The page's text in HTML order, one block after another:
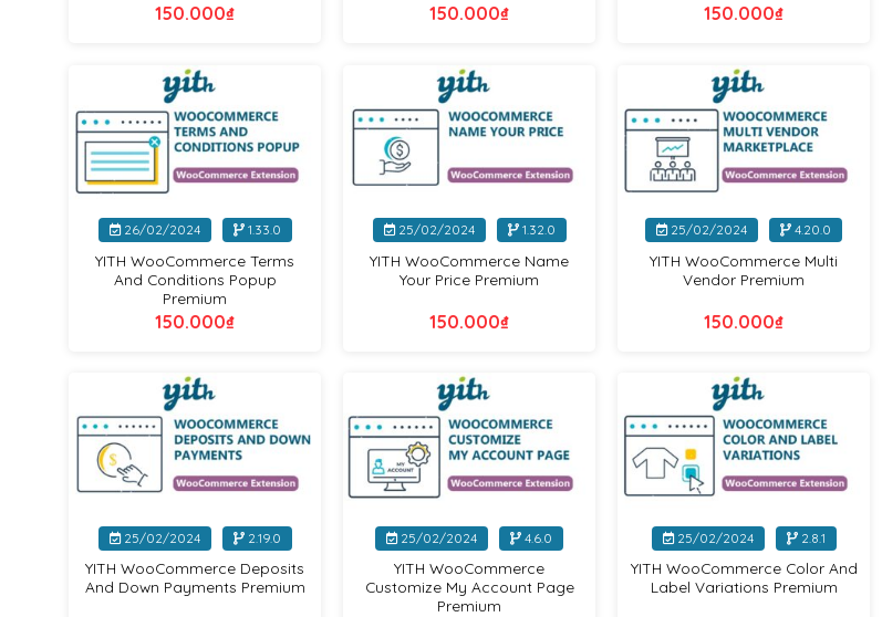
150.000₫ 150.000₫ 150.000₫
+
26/02/2024 1.33.0
YITH WooCommerce Terms
And Conditions Popup
Premium
150.000₫
+
25/02/2024 1.32.0
YITH WooCommerce Name
Your Price Premium
150.000₫
25/02/2024 4.20.0
YITH WooCommerce Multi
Vendor Premium
150.000₫
+
25/02/2024 2.19.0
YITH WooCommerce Deposits
And Down Payments Premium
+
25/02/2024 4.6.0
YITH WooCommerce
Customize My Account Page
Premium
+
25/02/2024 2.8.1
YITH WooCommerce Color And
Label Variations Premium